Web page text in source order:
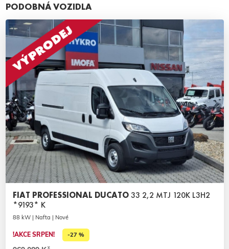
PODOBNÁ VOZIDLA
FIAT PROFESSIONAL DUCATO33 2,2 MTJ 120K L3H2
*9193* K
88 kW | Nafta | Nové
!AKCE SRPEN! -27 %